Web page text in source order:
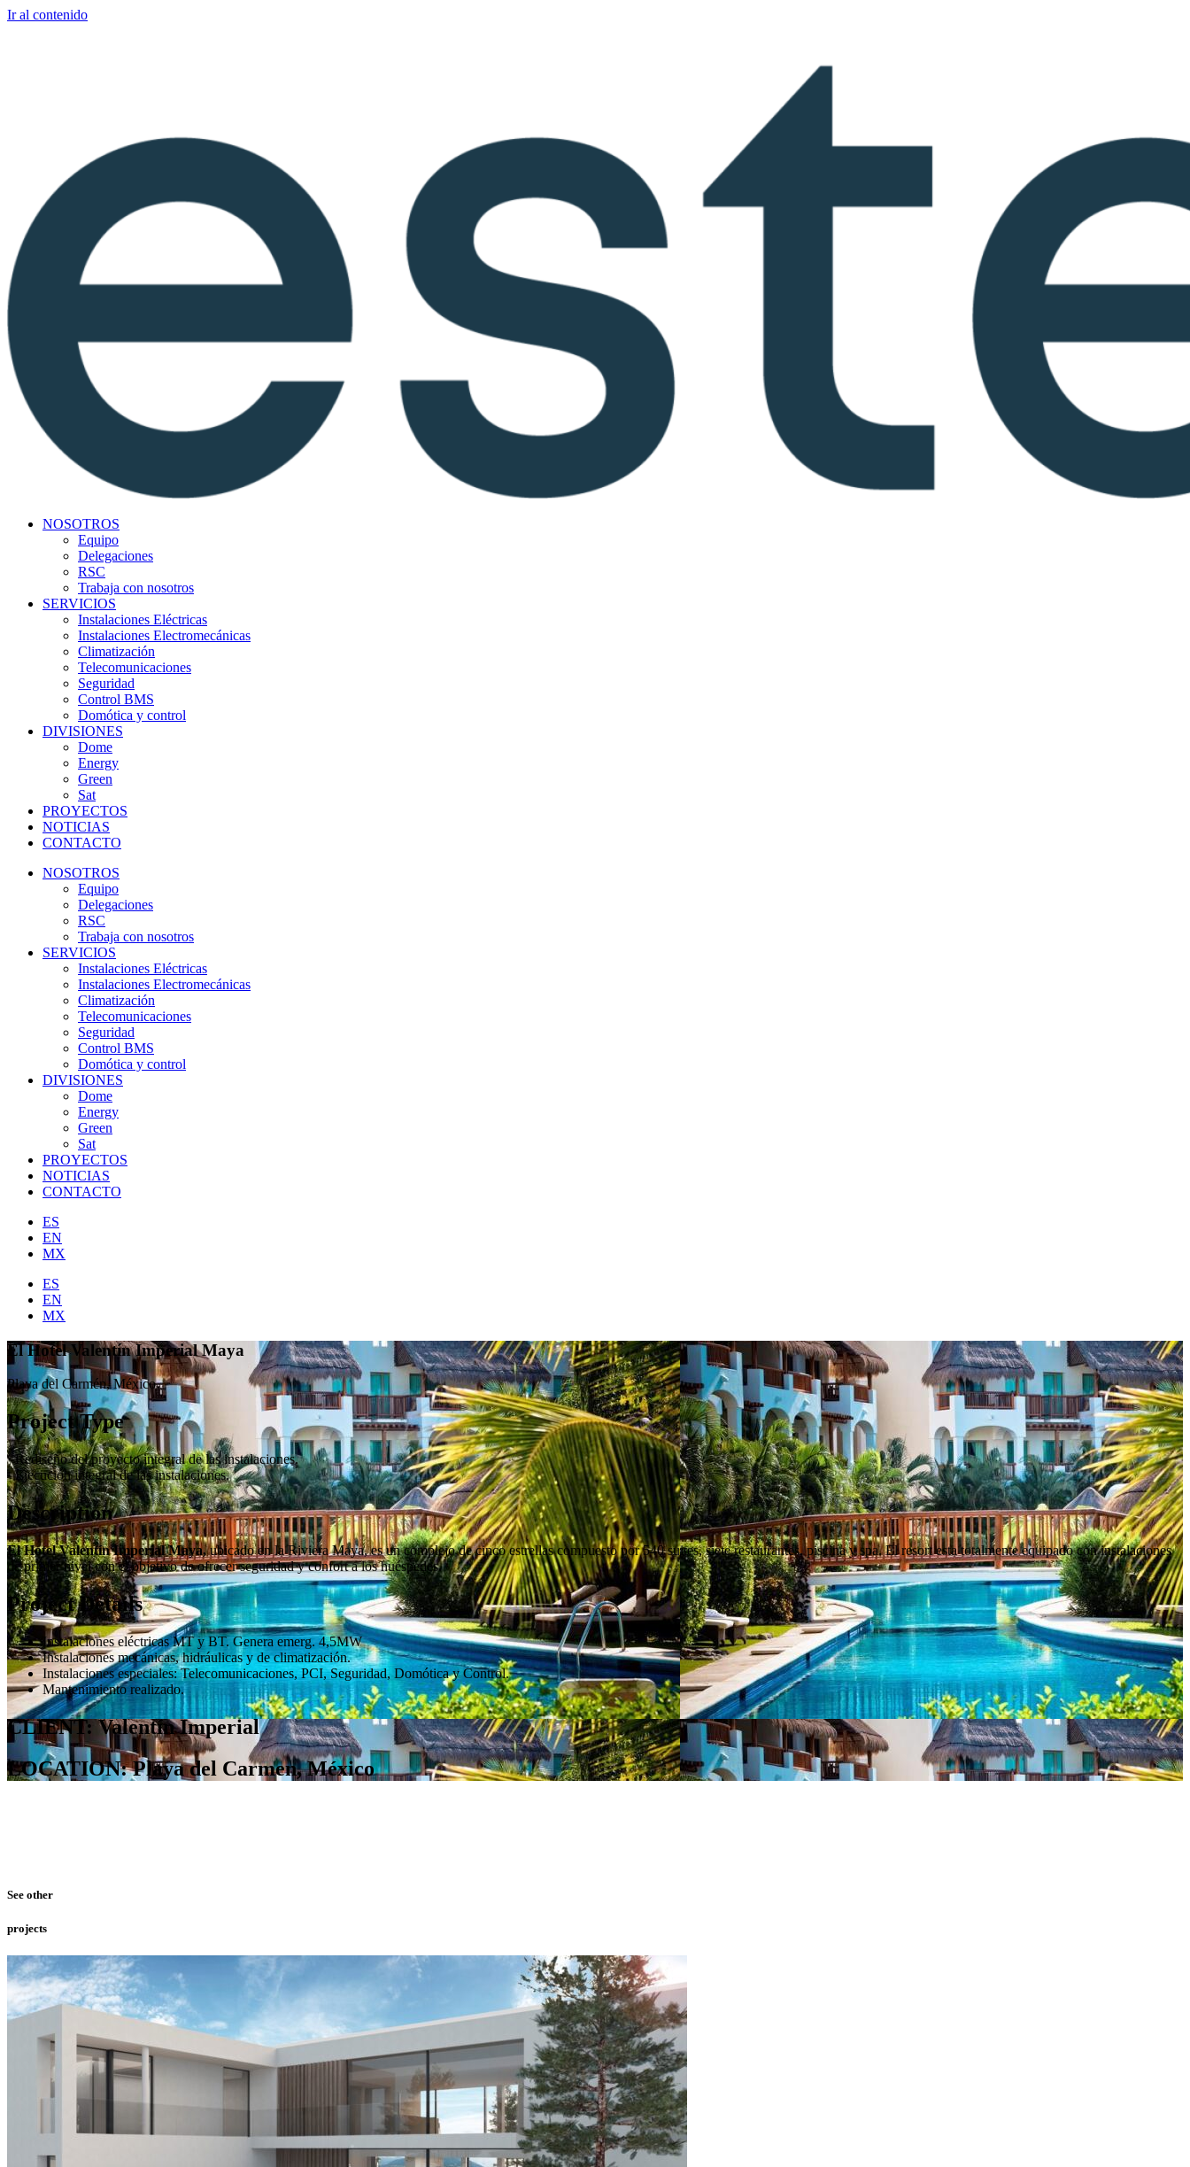
Ir al contenido
NOSOTROS
Equipo
Delegaciones
RSC
Trabaja con nosotros
SERVICIOS
Instalaciones Eléctricas
Instalaciones Electromecánicas
Climatización
Telecomunicaciones
Seguridad
Control BMS
Domótica y control
DIVISIONES
Dome
Energy
Green
Sat
PROYECTOS
NOTICIAS
CONTACTO
NOSOTROS
Equipo
Delegaciones
RSC
Trabaja con nosotros
SERVICIOS
Instalaciones Eléctricas
Instalaciones Electromecánicas
Climatización
Telecomunicaciones
Seguridad
Control BMS
Domótica y control
DIVISIONES
Dome
Energy
Green
Sat
PROYECTOS
NOTICIAS
CONTACTO
ES
EN
MX
ES
EN
MX
El Hotel Valentín Imperial Maya
Playa del Carmén, México
Project Type
· Rediseño del proyecto integral de las instalaciones.
· Ejecución integral de las instalaciones.
Description
El Hotel Valentín Imperial Maya,ubicado en la Riviera Maya, es un complejo de cinco estrellas compuesto por 540 suites, siete restaurantes, piscina y spa. El resort esta totalmente equipado con instalaciones
de primer nivel con el objetivo de ofrecer seguridad y confort a los huéspedes.
Project Details
Instalaciones eléctricas MT y BT. Genera emerg. 4,5MW
Instalaciones mecánicas, hidráulicas y de climatización.
Instalaciones especiales: Telecomunicaciones, PCI, Seguridad, Domótica y Control.
Mantenimiento realizado.
CLIENT: Valentín Imperial
LOCATION: Playa del Carmen, México
See other
projects